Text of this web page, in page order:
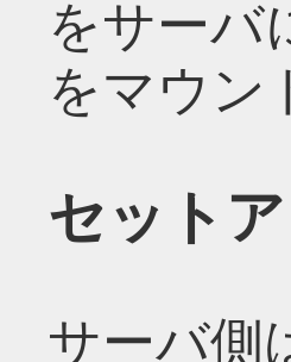
をサーバ
をマウン
セット
サーバ側